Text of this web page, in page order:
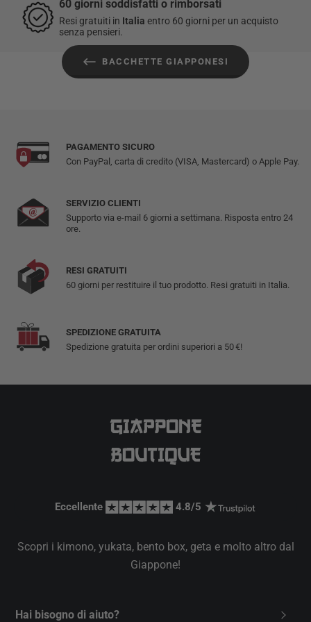
60 giorni soddisfatti o rimborsati
Resi gratuiti in Italia entro 60 giorni per un acquisto
senza pensieri.
BACCHETTE GIAPPONESI
PAGAMENTO SICURO
Con PayPal, carta di credito (VISA, Mastercard) o Apple Pay.
SERVIZIO CLIENTI
Supporto via e-mail 6 giorni a settimana. Risposta entro 24
ore.
RESI GRATUITI
60 giorni per restituire il tuo prodotto. Resi gratuiti in Italia.
SPEDIZIONE GRATUITA
Spedizione gratuita per ordini superiori a 50 €!
Eccellente 4.8/5
Scopri i kimono, yukata, bento box, geta e molto altro dal
Giappone!
Hai bisogno di aiuto?